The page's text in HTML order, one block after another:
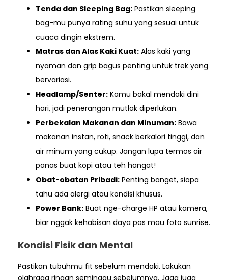
Tenda dan Sleeping Bag: Pastikan sleeping
bag-mu punya rating suhu yang sesuai untuk
cuaca dingin ekstrem.
Matras dan Alas Kaki Kuat: Alas kaki yang
nyaman dan grip bagus penting untuk trek yang
bervariasi.
Headlamp/Senter: Kamu bakal mendaki dini
hari, jadi penerangan mutlak diperlukan.
Perbekalan Makanan dan Minuman: Bawa
makanan instan, roti, snack berkalori tinggi, dan
air minum yang cukup. Jangan lupa termos air
panas buat kopi atau teh hangat!
Obat-obatan Pribadi: Penting banget, siapa
tahu ada alergi atau kondisi khusus.
Power Bank: Buat nge-charge HP atau kamera,
biar nggak kehabisan daya pas mau foto sunrise.
Kondisi Fisik dan Mental
Pastikan tubuhmu fit sebelum mendaki. Lakukan
olahraga ringan seminggu sebelumnya. Jaga juga